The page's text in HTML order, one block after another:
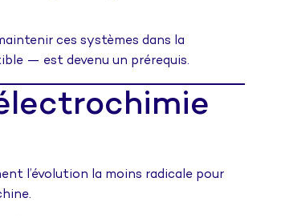
ces systèmes dans la
— est devenu un prérequis.
l’évolution la moins radicale pour